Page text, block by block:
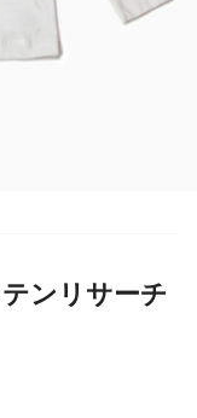
ンリサーチ